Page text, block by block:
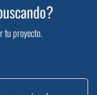
tu proyecto.